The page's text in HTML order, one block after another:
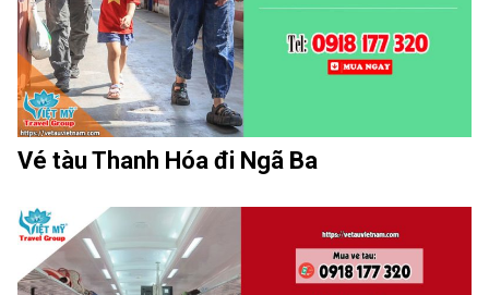
Vé tàu Thanh Hóa đi Ngã Ba